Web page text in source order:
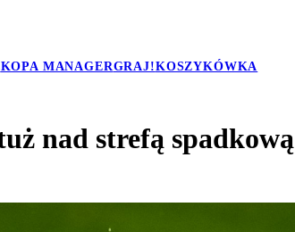
KOPA MANAGERGRAJ!KOSZYKÓWKA
nad strefą spadkową